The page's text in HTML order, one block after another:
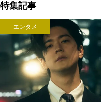
特集記事
エンタメ